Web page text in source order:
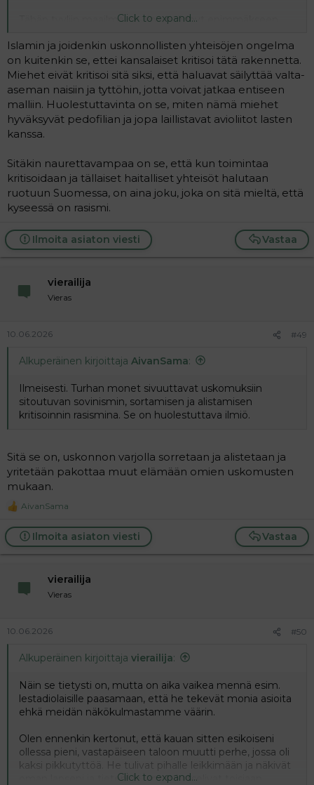
Tähän tyyliin maailma on aina pyörinyt enimmäkseen
reilumpaa meininkiä, mutta sitten vanhat tavat taas
pääsevät vallalle, kun joku onnistuu lietsomaan
heikompiälyisintä kansanosaa.
Click to expand...
Islamin ja joidenkin uskonnollisten yhteisöjen ongelma
on kuitenkin se, ettei kansalaiset kritisoi tätä rakennetta.
Miehet eivät kritisoi sitä siksi, että haluavat säilyttää valta-
aseman naisiin ja tyttöhin, jotta voivat jatkaa entiseen
malliin. Huolestuttavinta on se, miten nämä miehet
hyväksyvät pedofilian ja jopa laillistavat avioliitot lasten
kanssa.
Sitäkin naurettavampaa on se, että kun toimintaa
kritisoidaan ja tällaiset haitalliset yhteisöt halutaan
ruotuun Suomessa, on aina joku, joka on sitä mieltä, että
kyseessä on rasismi.
Vastaa
Ilmoita asiaton viesti
vierailija
Vieras
10.06.2026 #49
Alkuperäinen kirjoittaja AivanSama:
Ilmeisesti. Turhan monet sivuuttavat uskomuksiin
sitoutuvan sovinismin, sortamisen ja alistamisen
kritisoinnin rasismina. Se on huolestuttava ilmiö.
Sitä se on, uskonnon varjolla sorretaan ja alistetaan ja
yritetään pakottaa muut elämään omien uskomusten
mukaan.
R
a
c
t
AivanSama
Vastaa
Ilmoita asiaton viesti
vierailija
Vieras
10.06.2026 #50
Alkuperäinen kirjoittaja vierailija:
Näin se tietysti on, mutta on aika vaikea mennä esim.
lestadiolaisille paasamaan, että he tekevät monia asioita
ehkä meidän näkökulmastamme väärin.
Olen ennenkin kertonut, että kauan sitten esikoiseni
ollessa pieni, vastapäiseen taloon muutti perhe, jossa oli
kaksi pikkutyttöä. He tulivat pihalle leikkimään ja näkivät
oman lapseni ja tietenkin lapset katselivat toisiaan
Click to expand...